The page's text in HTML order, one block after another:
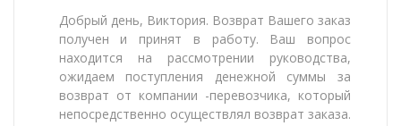
Добрый день, Виктория. Возврат Вашего заказ
получен и принят в работу. Ваш вопрос
находится на рассмотрении руководства,
ожидаем поступления денежной суммы за
возврат от компании -перевозчика, который
непосредственно осуществлял возврат заказа.